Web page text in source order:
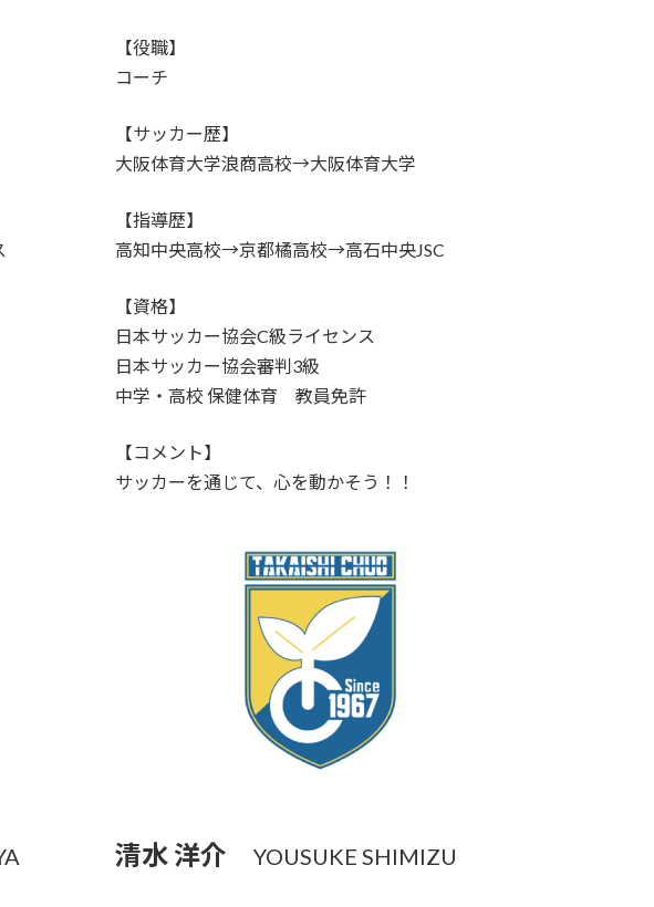
【役職】
コーチ
【サッカー歴】
大阪体育大学浪商高校→大阪体育大学
【指導歴】
高知中央高校→京都橘高校→高石中央JSC
【資格】
日本サッカー協会C級ライセンス
日本サッカー協会審判3級
中学・高校 保健体育 教員免許
【コメント】
サッカーを通じて、心を動かそう！！
清水 洋介 YOUSUKE SHIMIZU